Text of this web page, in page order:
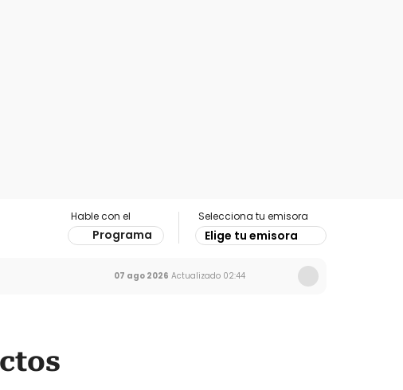
Hable con el
Programa
Selecciona tu emisora
Elige tu emisora
07 ago 2026 Actualizado 02:44